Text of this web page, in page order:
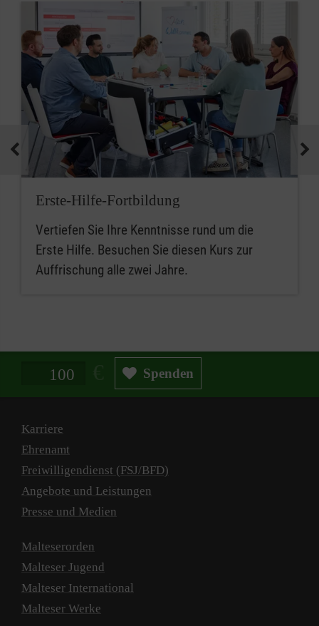
Erste-Hilfe-Fortbildung
Vertiefen Sie Ihre Kenntnisse rund um die
Erste Hilfe. Besuchen Sie diesen Kurs zur
Auffrischung alle zwei Jahre.
Spendenbetrag in Euro Spenden
Karriere
Ehrenamt
Freiwilligendienst (FSJ/BFD)
Angebote und Leistungen
Presse und Medien
Malteserorden
Malteser Jugend
Malteser International
Malteser Werke